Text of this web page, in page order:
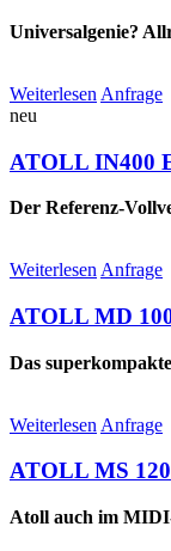
Universalgenie?
Weiterlesen Anfrage
neu
ATOLL IN400
Der Referenz-
Weiterlesen Anfrage
ATOLL MD
Das
Weiterlesen Anfrage
ATOLL MS 120
Atoll auch im